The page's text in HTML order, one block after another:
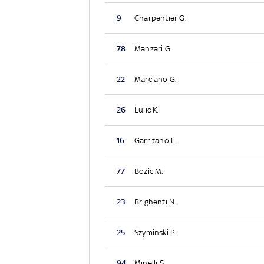
9 Charpentier G.
78 Manzari G.
22 Marciano G.
26 Lulic K.
16 Garritano L.
77 Bozic M.
23 Brighenti N.
25 Szyminski P.